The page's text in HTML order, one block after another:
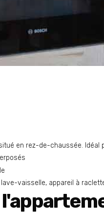
en rez-de-chaussée. Idéal
vaisselle, appareil à